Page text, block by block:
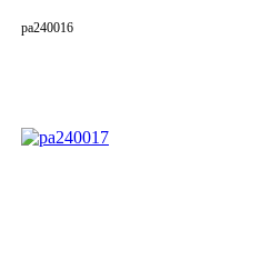
pa240016